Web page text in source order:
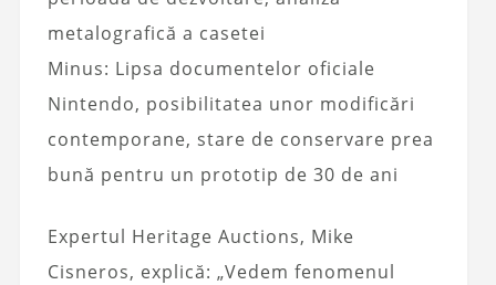
metalografică a casetei
Minus: Lipsa documentelor oficiale
Nintendo, posibilitatea unor modificări
contemporane, stare de conservare prea
bună pentru un prototip de 30 de ani
Expertul Heritage Auctions, Mike
Cisneros, explică: „Vedem fenomenul